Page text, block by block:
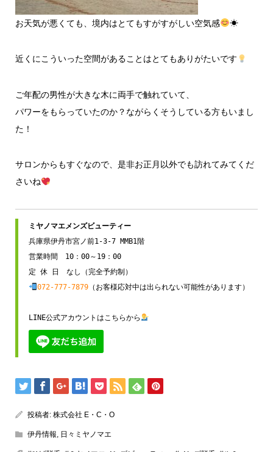
お天気が悪くても、境内はとてもすがすがしい空気感 ☀
近くにこういった空間があることはとてもありがたいです
ご年配の男性が大きな木に両手で触れていて、
パワーをもらっていたのか？ながらくそうしている方もいまし
た！
サロンからもすぐなので、是非お正月以外でも訪れてみてくだ
さいね
ミヤノマエメンズビューティー
兵庫県伊丹市宮ノ前1-3-7 MMB1階
営業時間　10：00～19：00
072-777-7879（お客様応対中は出られない可能性があります）
LINE公式アカウントはこちらから
投稿者: 株式会社 E・C・O
伊丹情報 日々ミヤノマエ